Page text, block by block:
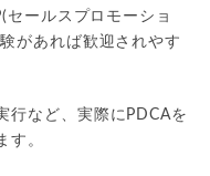
セールスプロモーショ
があれば歓迎されやす
行など、実際にPDCAを
す。